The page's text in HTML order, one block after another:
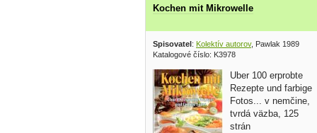
Kochen mit Mikrowelle
Spisovatel : Kolektív autorov, Pawlak 1989
Katalogové číslo: K3978
Uber 100 erprobte
Rezepte und farbige
Fotos... v nemčine,
tvrdá väzba, 125
strán